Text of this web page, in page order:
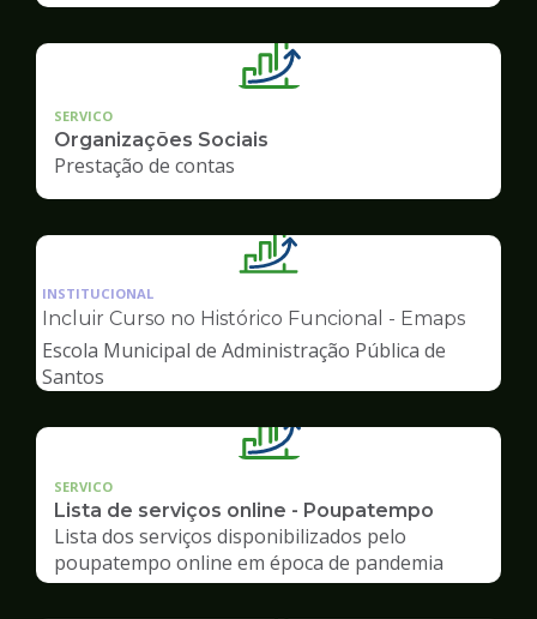
SERVICO
Organizações Sociais
Prestação de contas
Ilustração
pagina
de
Gestão
INSTITUCIONAL
Incluir Curso no Histórico Funcional - Emaps
Escola Municipal de Administração Pública de
Santos
SERVICO
Lista de serviços online - Poupatempo
Lista dos serviços disponibilizados pelo
poupatempo online em época de pandemia